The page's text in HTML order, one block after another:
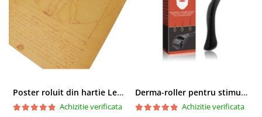
Poster roluit din hartie Leonardo Da Vinci, Vitruvian Man, vintage, 51x35 cm
Achizitie verificata
Derma-roller pentru stimularea cresterii parului, scalp si barba, Beard Roller
Achizitie verificata